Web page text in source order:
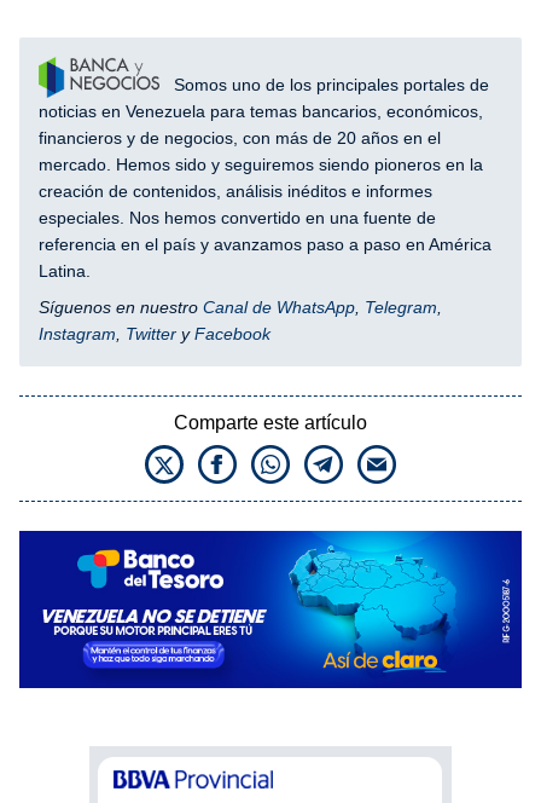
Somos uno de los principales portales de
noticias en Venezuela para temas bancarios, económicos,
financieros y de negocios, con más de 20 años en el
mercado. Hemos sido y seguiremos siendo pioneros en la
creación de contenidos, análisis inéditos e informes
especiales. Nos hemos convertido en una fuente de
referencia en el país y avanzamos paso a paso en América
Latina.
Síguenos en nuestro Canal de WhatsApp Telegram
Instagram
Twitter yFacebook
Comparte este artículo